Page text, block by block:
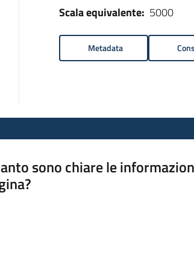
Scala equivalente: 5000
Metadata
sono chiare le